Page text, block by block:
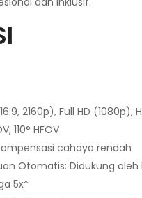
2160p), Full HD (1080p),
110° HFOV
cahaya rendah
Otomatis: Didukung
5x*